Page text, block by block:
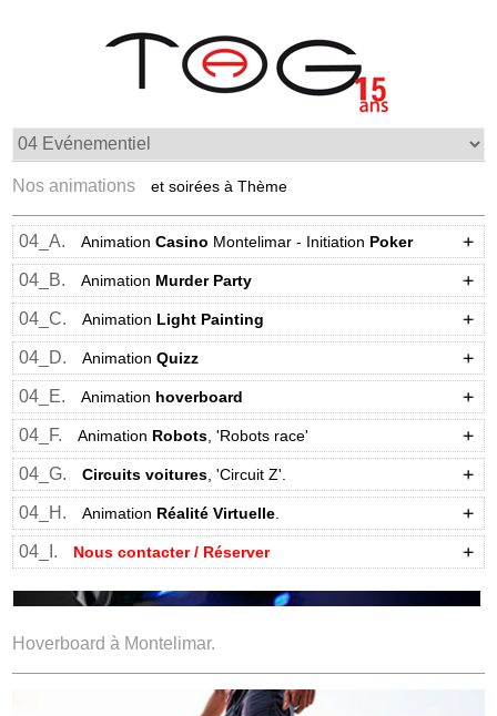
Nos animations et soirées à Thème
04_A. AnimationCasino Montelimar - Initiation Poker
04_B. Animation Murder Party
04_C. Animation Light Painting
04_D. AnimationQuizz
04_E. Animation hoverboard
04_F. Animation Robots, 'Robots race'
04_G. Circuits voitures, 'Circuit Z'.
04_H. Animation Réalité Virtuelle.
04_I. Nous contacter / Réserver
Hoverboard à Montelimar.